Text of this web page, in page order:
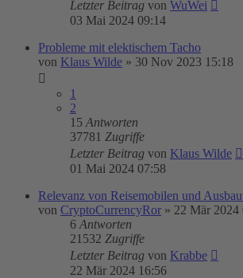
Letzter Beitrag von WuWei
03 Mai 2024 09:14
Probleme mit elektischem Tacho
von Klaus Wilde » 30 Nov 2023 15:18
1
2
15 Antworten
37781 Zugriffe
Letzter Beitrag von Klaus Wilde
01 Mai 2024 07:58
Relevanz von Reisemobilen und
von CryptoCurrencyRor » 22 Mär 2024
6 Antworten
21532 Zugriffe
Letzter Beitrag von Krabbe
22 Mär 2024 16:56